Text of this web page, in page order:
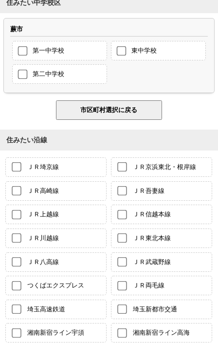
住みたい中学校区
蕨市
第一中学校 東中学校
第二中学校
住みたい沿線
ＪＲ埼京線 ＪＲ京浜東北・根岸線
ＪＲ高崎線 ＪＲ吾妻線
ＪＲ上越線 ＪＲ信越本線
ＪＲ川越線 ＪＲ東北本線
ＪＲ八高線 ＪＲ武蔵野線
つくばエクスプレス ＪＲ両毛線
埼玉高速鉄道 埼玉新都市交通
湘南新宿ライン宇須 湘南新宿ライン高海